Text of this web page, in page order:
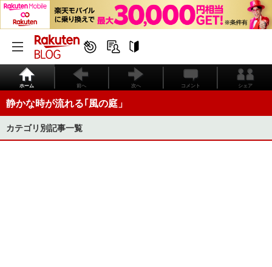
ホーム 前へ 次へ コメント シェア
静かな時が流れる｢風の庭」
カテゴリ別記事一覧